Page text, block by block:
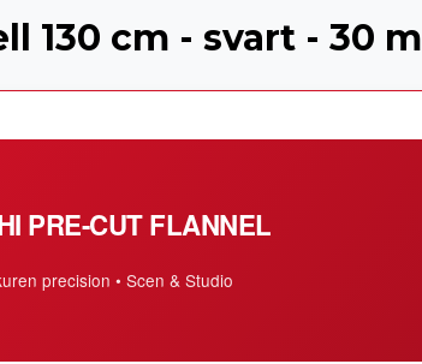
130 cm - svart - 30 m
PRE-CUT FLANNEL
precision • Scen & Studio